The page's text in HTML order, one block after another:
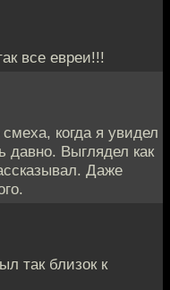
все евреи!!!
смеха, когда я увидел
давно. Выглядел как
Даже
так близок к